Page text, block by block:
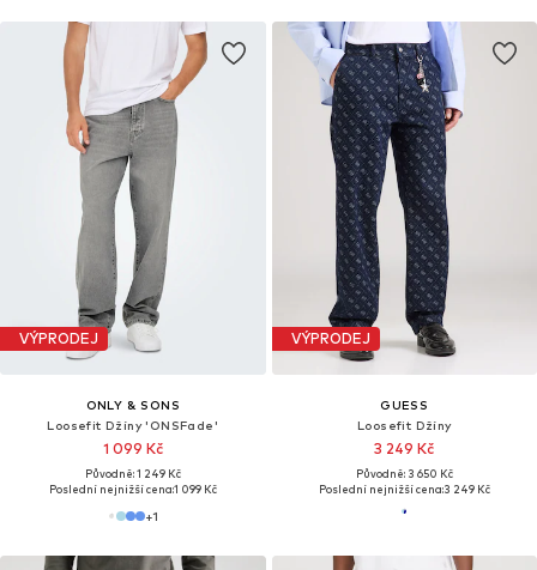
VÝPRODEJ
ONLY & SONS
Loosefit Džíny 'ONSFade'
1 099 Kč
Původně: 1 249 Kč
Poslední nejnižší cena:1 099 Kč
+1
VÝPRODEJ
GUESS
Loosefit Džíny
3 249 Kč
Původně: 3 650 Kč
Poslední nejnižší cena:3 249 Kč